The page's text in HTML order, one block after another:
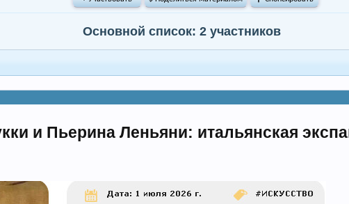
Основной список: 2 участников
и Пьерина Леньяни: итальянская